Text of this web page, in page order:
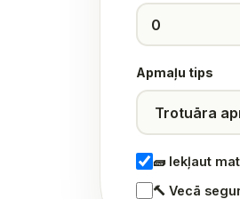
Apmaļu tips
🧱 Iekļaut
🔨 Vecā